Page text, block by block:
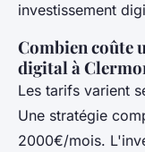
investissement
Combien coûte
digital à
Les tarifs varient
Une stratégie
2000€/mois.